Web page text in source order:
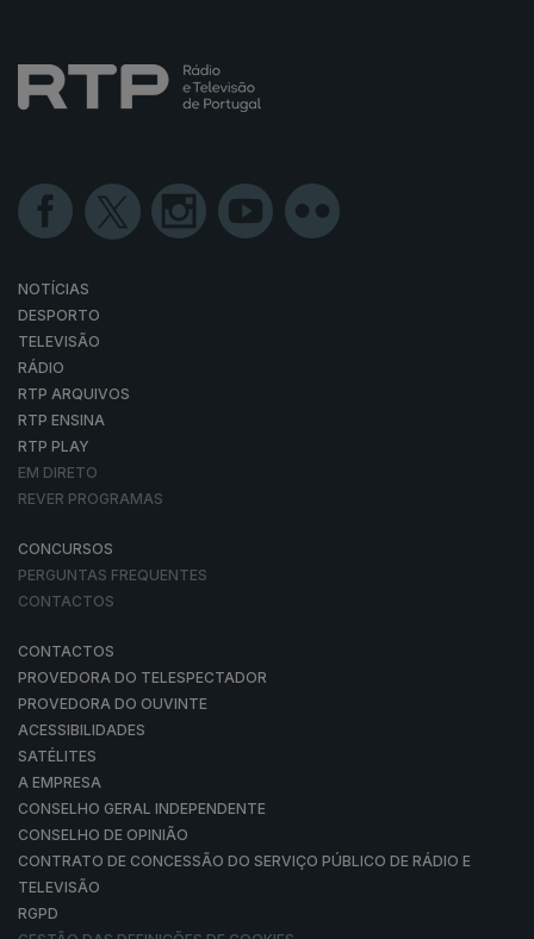
NOTÍCIAS
DESPORTO
TELEVISÃO
RÁDIO
RTP ARQUIVOS
RTP ENSINA
RTP PLAY
EM DIRETO
REVER PROGRAMAS
CONCURSOS
PERGUNTAS FREQUENTES
CONTACTOS
CONTACTOS
PROVEDORA DO TELESPECTADOR
PROVEDORA DO OUVINTE
ACESSIBILIDADES
SATÉLITES
A EMPRESA
CONSELHO GERAL INDEPENDENTE
CONSELHO DE OPINIÃO
CONTRATO DE CONCESSÃO DO SERVIÇO PÚBLICO DE RÁDIO E
TELEVISÃO
RGPD